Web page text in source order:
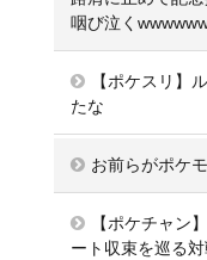
咽び泣く
【ポケスリ】
たな
お前らがポケ
【ポケチャン
ート収束を巡る